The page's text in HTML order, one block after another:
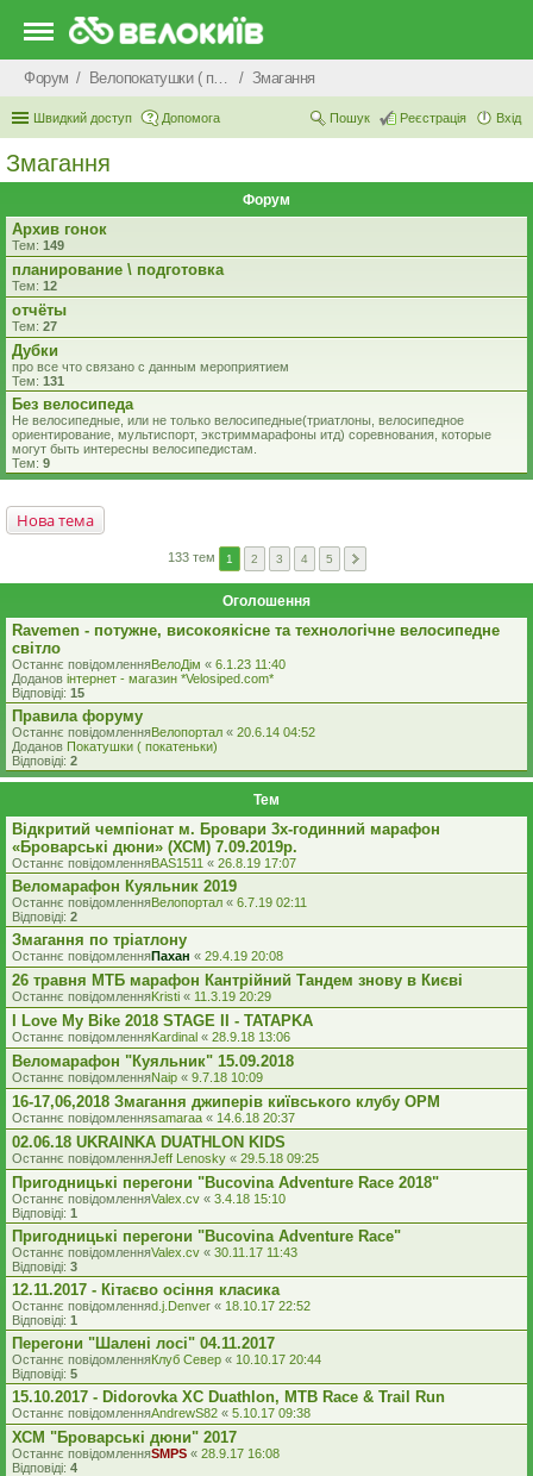
Форум Велопокатушки ( покатеньки), велопоходи, туризм. Змагання
Швидкий доступ Допомога Вхід
Реєстрація
Пошук
Змагання
Форум
Архив гонок
Тем: 149
планирование \ подготовка
Тем: 12
отчёты
Тем: 27
Дубки
про все что связано с данным мероприятием
Тем: 131
Без велосипеда
Не велосипедные, или не только велосипедные(триатлоны, велосипедное
ориентирование, мультиспорт, экстриммарафоны итд) соревнования, которые
могут быть интересны велосипедистам.
Тем: 9
Нова тема
133 тем 1 2 3 4 5
Оголошення
Ravemen - потужне, високоякісне та технологічне велосипедне
світло
Останнє повідомленняВелоДім « 6.1.23 11:40
Доданов iнтернет - магазин *Velosiped.com*
Відповіді: 15
Правила форуму
Останнє повідомленняВелопортал « 20.6.14 04:52
Доданов Покатушки ( покатеньки)
Відповіді: 2
Тем
Відкритий чемпіонат м. Бровари 3х-годинний марафон
«Броварські дюни» (ХСМ) 7.09.2019р.
Останнє повідомленняBAS1511 « 26.8.19 17:07
Веломарафон Куяльник 2019
Останнє повідомленняВелопортал « 6.7.19 02:11
Відповіді: 2
Змагання по тріатлону
Останнє повідомленняПахан « 29.4.19 20:08
26 травня МТБ марафон Кантрійний Тандем знову в Києві
Останнє повідомленняKristi « 11.3.19 20:29
I Love My Bike 2018 STAGE II - TATAPKA
Останнє повідомленняKardinal « 28.9.18 13:06
Веломарафон "Куяльник" 15.09.2018
Останнє повідомленняNaip « 9.7.18 10:09
16-17,06,2018 Змагання джиперів київського клубу ОРМ
Останнє повідомленняsamaraa « 14.6.18 20:37
02.06.18 UKRAINKA DUATHLON KIDS
Останнє повідомленняJeff Lenosky « 29.5.18 09:25
Пригодницькі перегони "Bucovina Adventure Race 2018"
Останнє повідомленняValex.cv « 3.4.18 15:10
Відповіді: 1
Пригодницькі перегони "Bucovina Adventure Race"
Останнє повідомленняValex.cv « 30.11.17 11:43
Відповіді: 3
12.11.2017 - Кітаєво осіння класика
Останнє повідомленняd.j.Denver « 18.10.17 22:52
Відповіді: 1
Перегони "Шалені лосі" 04.11.2017
Останнє повідомленняКлуб Север « 10.10.17 20:44
Відповіді: 5
15.10.2017 - Didorovka XC Duathlon, MTB Race & Trail Run
Останнє повідомленняAndrewS82 « 5.10.17 09:38
ХСМ "Броварські дюни" 2017
Останнє повідомленняSMPS « 28.9.17 16:08
Відповіді: 4